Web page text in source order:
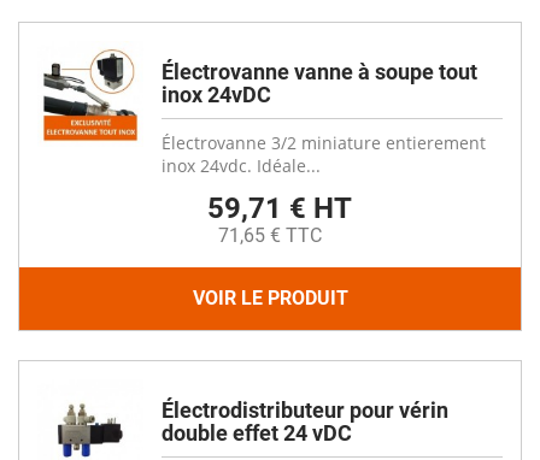
Électrovanne vanne à soupe tout
inox 24vDC
Électrovanne 3/2 miniature entierement
inox 24vdc. Idéale...
59,71 € HT
71,65 € TTC
VOIR LE PRODUIT
Électrodistributeur pour vérin
double effet 24 vDC